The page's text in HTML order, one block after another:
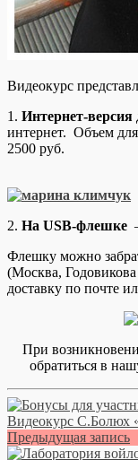
Видеокурс
1. Интернет-версия
интернет. Объем
2500 руб.
2. На USB-флешке
Флешку можно
(Москва, Годовикова
доставку по почте
При
обратиться в
Видеокурс С.Болюх
Предыдущая запись